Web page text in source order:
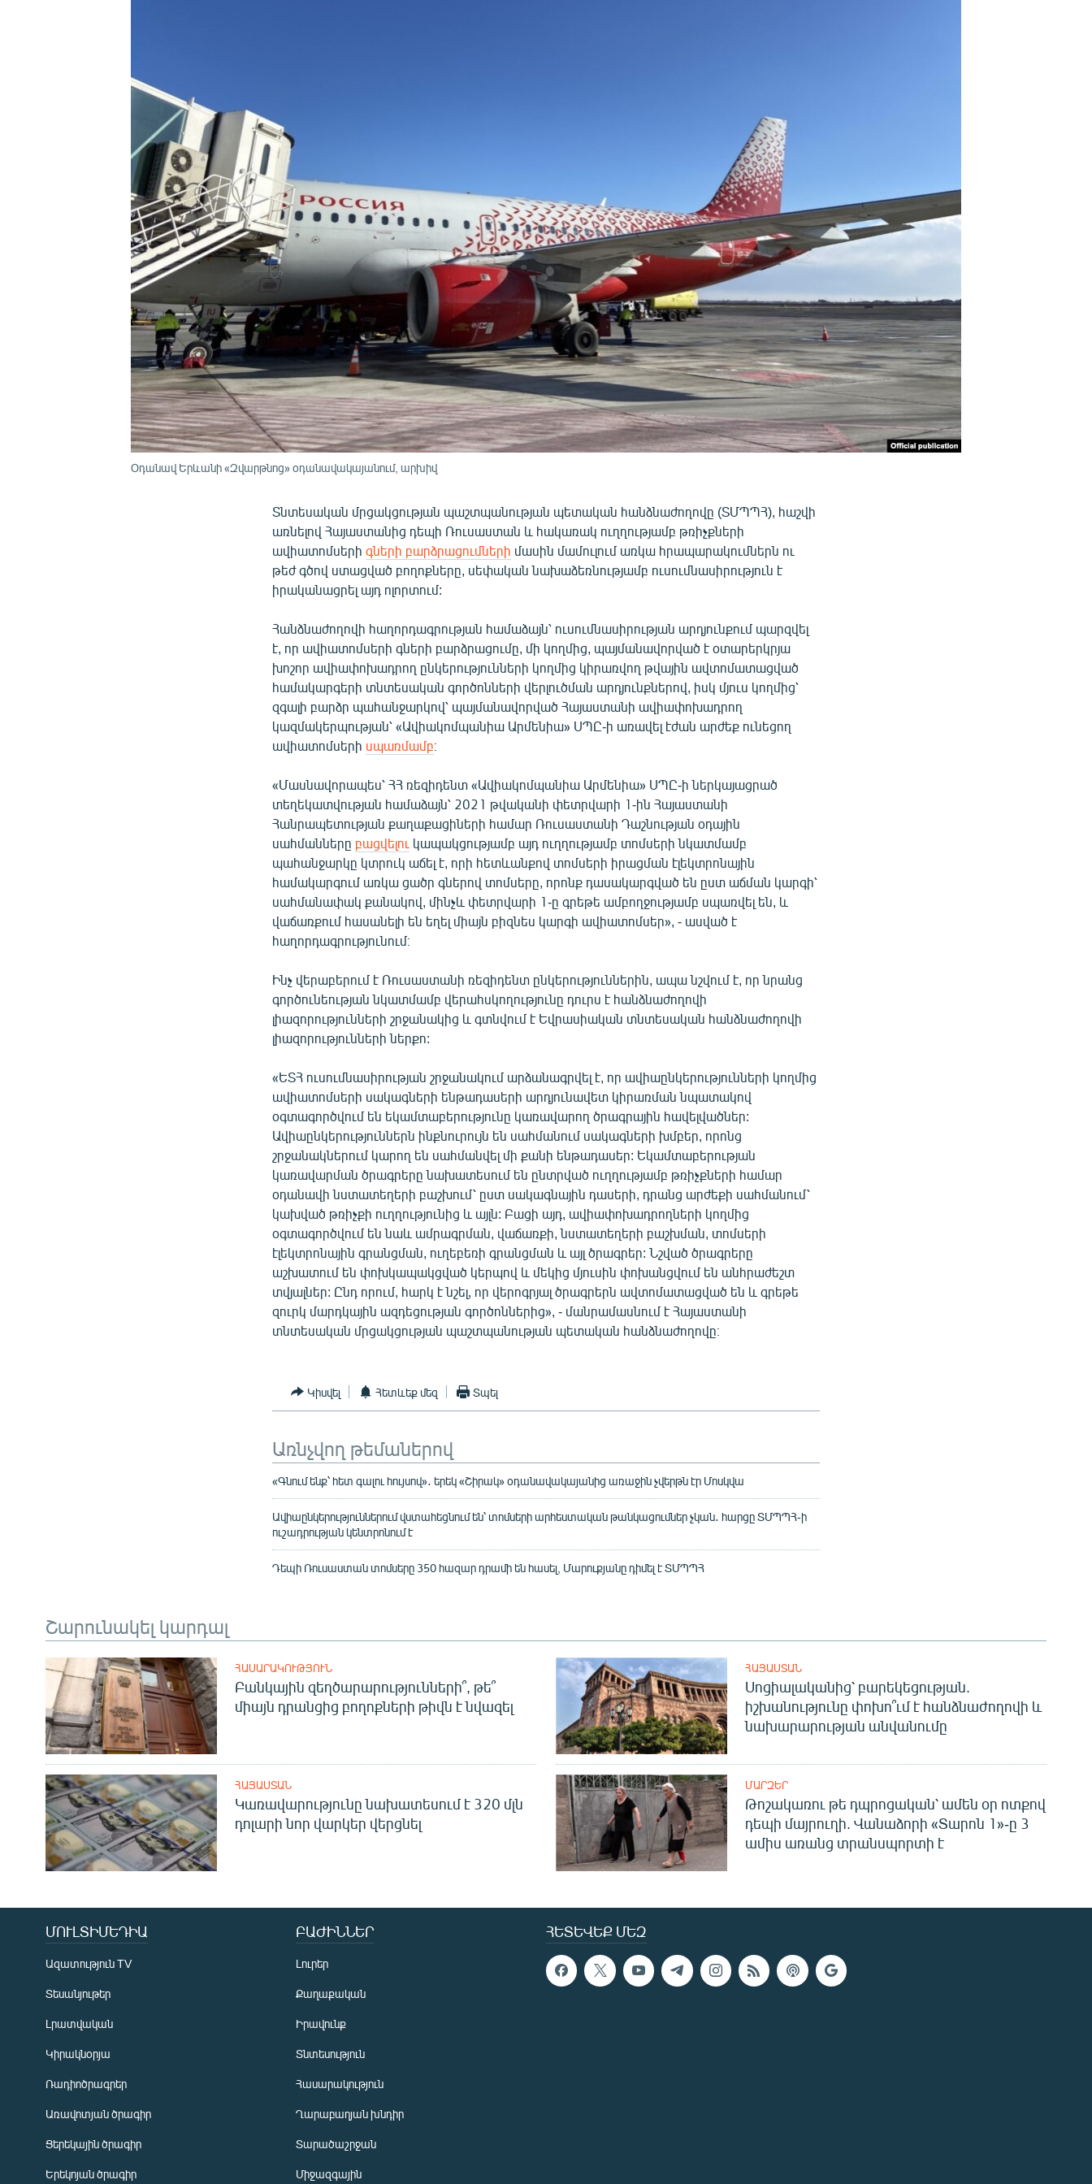
ՄԵԿՆԱԲԱՆՈՒԹՅՈՒՆ
ՁԳՏԵԼՈՎ ԼԱՎԱԳՈՒՅՆԻՆ
Օդանավ Երևանի «Զվարթնոց» օդանավակայանում, արխիվ
Տնտեսական մրցակցության պաշտպանության պետական հանձնաժողովը (ՏՄՊՊՀ), հաշվի
առնելով Հայաստանից դեպի Ռուսաստան և հակառակ ուղղությամբ թռիչքների
ավիատոմսերիգների բարձրացումների մասին մամուլում առկա հրապարակումներն ու
թեժ գծով ստացված բողոքները, սեփական նախաձեռնությամբ ուսումնասիրություն է
իրականացրել այդ ոլորտում:
Հանձնաժողովի հաղորդագրության համաձայն՝ ուսումնասիրության արդյունքում պարզվել
է, որ ավիատոմսերի գների բարձրացումը, մի կողմից, պայմանավորված է օտարերկրյա
խոշոր ավիափոխադրող ընկերությունների կողմից կիրառվող թվային ավտոմատացված
համակարգերի տնտեսական գործոնների վերլուծման արդյունքներով, իսկ մյուս կողմից՝
զգալի բարձր պահանջարկով՝ պայմանավորված Հայաստանի ավիափոխադրող
կազմակերպության՝ «Ավիակոմպանիա Արմենիա» ՍՊԸ-ի առավել էժան արժեք ունեցող
ավիատոմսերի սպառմամբ։
«Մասնավորապես՝ ՀՀ ռեզիդենտ «Ավիակոմպանիա Արմենիա» ՍՊԸ-ի ներկայացրած
տեղեկատվության համաձայն՝ 2021 թվականի փետրվարի 1-ին Հայաստանի
Հանրապետության քաղաքացիների համար Ռուսաստանի Դաշնության օդային
սահմանները բացվելու կապակցությամբ այդ ուղղությամբ տոմսերի նկատմամբ
պահանջարկը կտրուկ աճել է, որի հետևանքով տոմսերի իրացման էլեկտրոնային
համակարգում առկա ցածր գներով տոմսերը, որոնք դասակարգված են ըստ աճման կարգի՝
սահմանափակ քանակով, մինչև փետրվարի 1-ը գրեթե ամբողջությամբ սպառվել են, և
վաճառքում հասանելի են եղել միայն բիզնես կարգի ավիատոմսեր», - ասված է
հաղորդագրությունում։
Ինչ վերաբերում է Ռուսաստանի ռեզիդենտ ընկերություններին, ապա նշվում է, որ նրանց
գործունեության նկատմամբ վերահսկողությունը դուրս է հանձնաժողովի
լիազորությունների շրջանակից և գտնվում է Եվրասիական տնտեսական հանձնաժողովի
լիազորությունների ներքո:
«ԵՏՀ ուսումնասիրության շրջանակում արձանագրվել է, որ ավիաընկերությունների կողմից
ավիատոմսերի սակագների ենթադասերի արդյունավետ կիրառման նպատակով
օգտագործվում են եկամտաբերությունը կառավարող ծրագրային հավելվածներ:
Ավիաընկերություններն ինքնուրույն են սահմանում սակագների խմբեր, որոնց
շրջանակներում կարող են սահմանվել մի քանի ենթադասեր: Եկամտաբերության
կառավարման ծրագրերը նախատեսում են ընտրված ուղղությամբ թռիչքների համար
օդանավի նստատեղերի բաշխում՝ ըստ սակագնային դասերի, դրանց արժեքի սահմանում՝
կախված թռիչքի ուղղությունից և այլն: Բացի այդ, ավիափոխադրողների կողմից
օգտագործվում են նաև ամրագրման, վաճառքի, նստատեղերի բաշխման, տոմսերի
էլեկտրոնային գրանցման, ուղեբեռի գրանցման և այլ ծրագրեր: Նշված ծրագրերը
աշխատում են փոխկապակցված կերպով և մեկից մյուսին փոխանցվում են անհրաժեշտ
տվյալներ: Ընդ որում, հարկ է նշել, որ վերոգրյալ ծրագրերն ավտոմատացված են և գրեթե
զուրկ մարդկային ազդեցության գործոններից», - մանրամասնում է Հայաստանի
տնտեսական մրցակցության պաշտպանության պետական հանձնաժողովը։
Կիսվել Հետևեք մեզ Տպել
Առնչվող թեմաներով
«Գնում ենք՝ հետ գալու հույսով»․ երեկ «Շիրակ» օդանավակայանից առաջին չվերթն էր Մոսկվա
Ավիաընկերություններում վստահեցնում են՝ տոմսերի արհեստական թանկացումներ չկան․ հարցը ՏՄՊՊՀ-ի
ուշադրության կենտրոնում է
Դեպի Ռուսաստան տոմսերը 350 հազար դրամի են հասել, Մարուքյանը դիմել է ՏՄՊՊՀ
Շարունակել կարդալ
ՀԱՍԱՐԱԿՈՒԹՅՈՒՆ
Բանկային զեղծարարությունների՞, թե՞
միայն դրանցից բողոքների թիվն է նվազել
ՀԱՅԱՍՏԱՆ
Սոցիալականից՝ բարեկեցության.
իշխանությունը փոխո՞ւմ է հանձնաժողովի և
նախարարության անվանումը
ՀԱՅԱՍՏԱՆ
Կառավարությունը նախատեսում է 320 մլն
դոլարի նոր վարկեր վերցնել
ՄԱՐԶԵՐ
Թոշակառու թե դպրոցական՝ ամեն օր ոտքով
դեպի մայրուղի. Վանաձորի «Տարոն 1»-ը 3
ամիս առանց տրանսպորտի է
ՀԵՏԵՎԵՔ ՄԵԶ
ՄՈՒԼՏԻՄԵԴԻԱ
Ազատություն TV
Տեսանյութեր
Լրատվական
Կիրակնօրյա
Ռադիոծրագրեր
Առավոտյան ծրագիր
Ցերեկային ծրագիր
Երեկոյան ծրագիր
ԲԱԺԻՆՆԵՐ
Լուրեր
Քաղաքական
Իրավունք
Տնտեսություն
Հասարակություն
Ղարաբաղյան խնդիր
Տարածաշրջան
Միջազգային